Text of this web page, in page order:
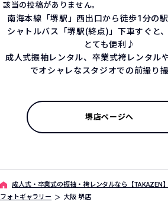
該当の投稿がありません。
南海本線「堺駅」西出口から徒歩1分の
シャトルバス「堺駅(終点)」下車すぐと
とても便利♪
成人式振袖レンタル、卒業式袴レンタル
でオシャレなスタジオでの前撮り
堺店ページへ
成人式・卒業式の振袖・袴レンタルなら【TAKAZEN
フォトギャラリー
大阪 堺店